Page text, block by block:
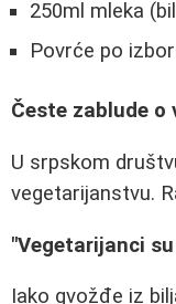
250ml mleka
Povrće po
Česte zablude
U srpskom
vegetarijanstvu.
"Vegetarijanci
Iako gvožđe iz